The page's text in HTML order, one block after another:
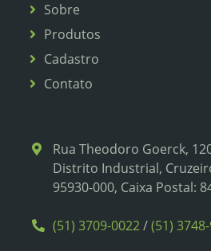
Sobre
Produtos
Cadastro
Contato
Rua Theodoro Goerck,
Distrito Industrial,
95930-000, Caixa Postal:
(51) 3709-0022/(51)